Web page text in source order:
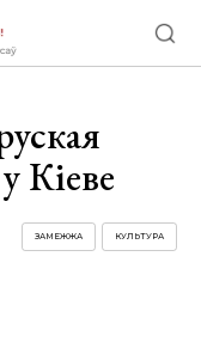
Кіеве
КУЛЬТУРА
ЗАМЕЖЖА